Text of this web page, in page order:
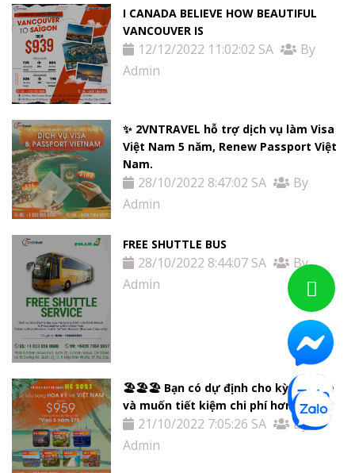
I CANADA BELIEVE HOW BEAUTIFUL
VANCOUVER IS
12/12/2022 11:02:02 SA
By
Admin
✨ 2VNTRAVEL hỗ trợ dịch vụ làm Visa
Việt Nam 5 năm, Renew Passport Việt
Nam.
28/10/2022 8:47:02 SA
By
Admin
FREE SHUTTLE BUS
28/10/2022 8:44:07 SA
By
Admin
🏖🏖🏖 Bạn có dự định cho kỳ nghỉ hè
và muốn tiết kiệm chi phí hơn ??
21/10/2022 7:05:26 SA
By
Admin